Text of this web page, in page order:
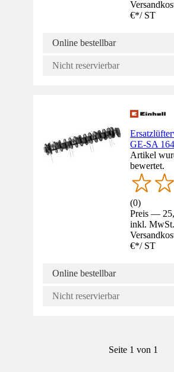
€*/ ST
Online bestellbar
Nicht reservierbar
GE-SA
Artikel
bewertet.
(0)
Preis —
inkl.
€*/ ST
Online bestellbar
Nicht reservierbar
Seite 1 von 1